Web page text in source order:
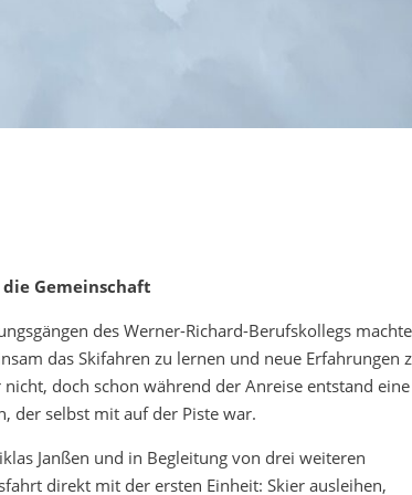
Gemeinschaft
des Werner-Richard-Berufskollegs
das Skifahren zu lernen und neue Erfahrungen
doch schon während der Anreise entstand eine
der selbst mit auf der Piste war.
Janßen und in Begleitung von drei weiteren
direkt mit der ersten Einheit: Skier ausleihen,